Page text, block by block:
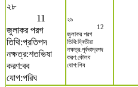
২৮
11
জুলাকর পরগ
তিথি:প্রতিপদ
নক্ষত্র:শতভিষা
করণ:বব
যোগ:পরিঘ
২৯
12
জুলাকর পরগ
তিথি:দ্বিতীয়া
নক্ষত্র:পূর্বভাদ্রপদ
করণ:কৌলব
যোগ:শিব